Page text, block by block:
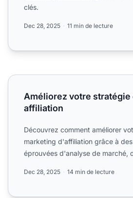
clés.
Dec 28, 2025 11 min de lecture
Améliorez votre stratégie de
Améliorez votre stratégie
affiliation
Découvrez comment améliorer
marketing d'affiliation grâce à
éprouvées d'analyse de marché,
Dec 28, 2025 14 min de lecture